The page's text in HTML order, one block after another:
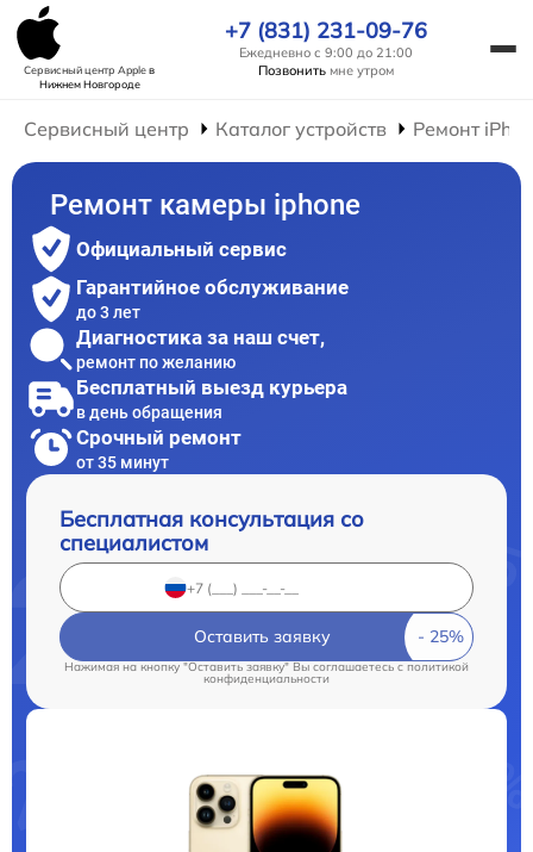
Сервисный центр Appleв
Нижнем Новгороде
+7 (831) 231-09-76
Ежедневно с 9:00 до 21:00
Позвонить мне утром
Сервисный центр Каталог устройств Ремонт
Ремонт камеры iphone
Официальный сервис
Гарантийное обслуживание
до 3 лет
Диагностика за наш счет,
ремонт по желанию
Бесплатный выезд курьера
в день обращения
Срочный ремонт
от 35 минут
Бесплатная консультация со
специалистом
Оставить заявку
Нажимая на кнопку "Оставить заявку" Вы соглашаетесь cполитикой
конфиденциальности